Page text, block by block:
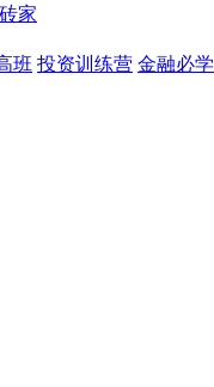
家
班 投资训练营 金融必学